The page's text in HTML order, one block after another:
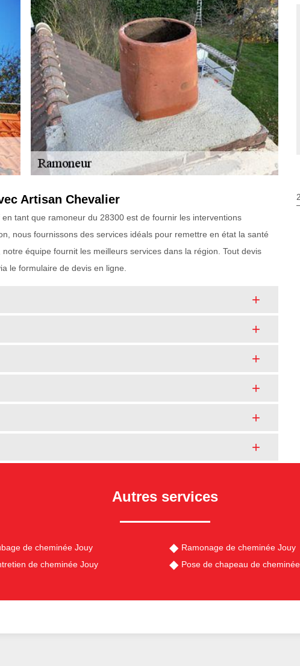
Artisan Chevalier
tant que ramoneur du 28300 est de fournir les interventions
nous fournissons des services idéals pour remettre en état la santé
équipe fournit les meilleurs services dans la région. Tout devis
le formulaire de devis en ligne.
Autres services
de cheminée Jouy
de cheminée Jouy
Ramonage de cheminée Jouy
Pose de chapeau de